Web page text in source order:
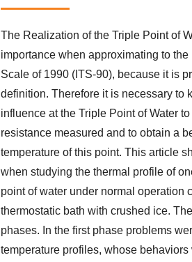
The Realization of the Triple Point of
importance when approximating to
Scale of 1990 (ITS-90), because it is
definition. Therefore it is necessary to
influence at the Triple Point of Water
resistance measured and to obtain a
temperature of this point. This article
when studying the thermal profile of
point of water under normal operation
thermostatic bath with crushed ice.
phases. In the first phase problems
temperature profiles, whose